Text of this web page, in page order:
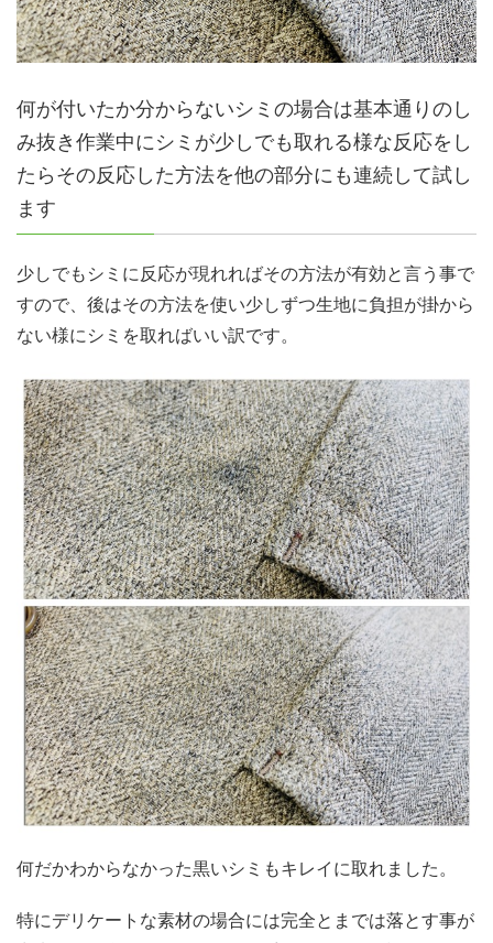
何が付いたか分からないシミの場合は基本通りのし
み抜き作業中にシミが少しでも取れる様な反応をし
たらその反応した方法を他の部分にも連続して試し
ます
少しでもシミに反応が現れればその方法が有効と言う事で
すので、後はその方法を使い少しずつ生地に負担が掛から
ない様にシミを取ればいい訳です。
何だかわからなかった黒いシミもキレイに取れました。
特にデリケートな素材の場合には完全とまでは落とす事が